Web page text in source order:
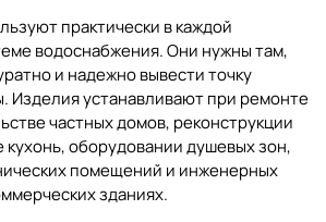
практически в каждой
водоснабжения. Они нужны там,
и надежно вывести точку
Изделия устанавливают при ремонте
частных домов, реконструкции
кухонь, оборудовании душевых зон,
помещений и инженерных
зданиях.